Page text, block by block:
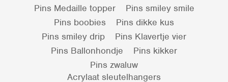
Pins Medaille topper
Pins smiley smile
Pins boobies
Pins dikke kus
Pins smiley drip
Pins Klavertje vier
Pins Ballonhondje
Pins kikker
Pins zwaluw
Acrylaat sleutelhangers